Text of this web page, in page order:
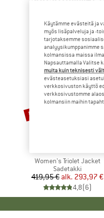
Tuote
Women's Triolet Jacket
Tuoteryhmä
Sadetakki
Hinta
419,95 € Alennettu
alk. 293,97 €
4,8(6)
Alennus
jopa 30%
Käytämme evästeitä ja
myös lisäpalveluja ja -
tarjotaksemme
analyysikumppanimme
kolmansissa maissa
Napsauttamalla Valitse
muita kuin teknisesti
evästeasetuksiasi
verkkosivuston käyttö
verkkosivustomme
kolmansiin maihin